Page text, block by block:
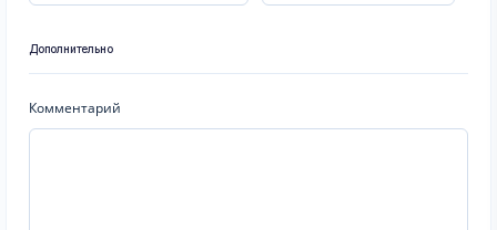
Дополнительно
Комментарий